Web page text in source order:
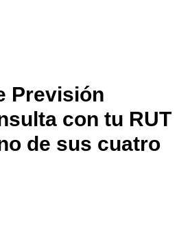
Previsión
con tu RUT
de sus cuatro